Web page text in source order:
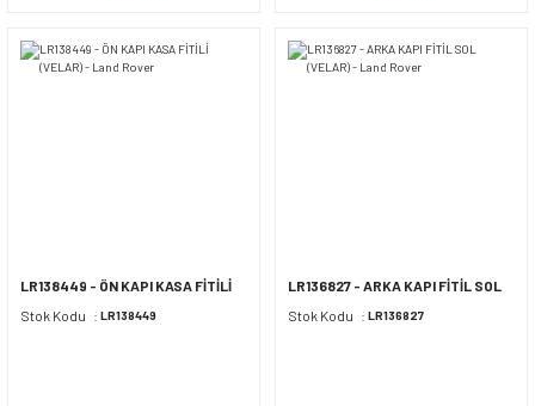
LR138449 - ÖN KAPI KASA FİTİLİ
(VELAR) - Land Rover
Stok Kodu LR138449
LR136827 - ARKA KAPI FİTİL SOL
(VELAR) - Land Rover
Stok Kodu LR136827